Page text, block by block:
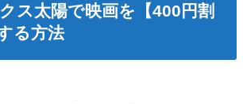
ス太陽で映画を【400円割
る方法